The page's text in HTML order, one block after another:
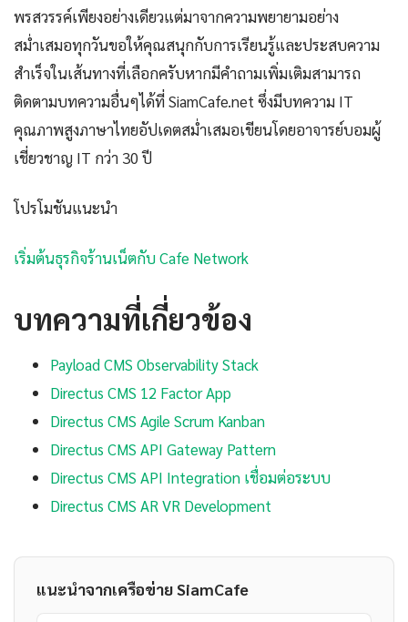
พรสวรรค์เพียงอย่างเดียวแต่มาจากความพยายามอย่าง
สม่ำเสมอทุกวันขอให้คุณสนุกกับการเรียนรู้และประสบความ
สำเร็จในเส้นทางที่เลือกครับหากมีคำถามเพิ่มเติมสามารถ
ติดตามบทความอื่นๆได้ที่ SiamCafe.net ซึ่งมีบทความ IT
คุณภาพสูงภาษาไทยอัปเดตสม่ำเสมอเขียนโดยอาจารย์บอมผู้
เชี่ยวชาญ IT กว่า 30 ปี
โปรโมชันแนะนำ
เริ่มต้นธุรกิจร้านเน็ตกับ Cafe Network
บทความที่เกี่ยวข้อง
Payload CMS Observability Stack
Directus CMS 12 Factor App
Directus CMS Agile Scrum Kanban
Directus CMS API Gateway Pattern
Directus CMS API Integration เชื่อมต่อระบบ
Directus CMS AR VR Development
แนะนำจากเครือข่าย SiamCafe